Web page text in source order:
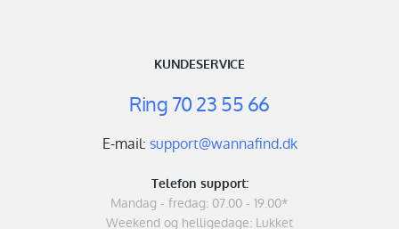
KUNDESERVICE
Ring70 23 55 66
E-mail: support@wannafind.dk
Telefon support:
Mandag - fredag: 07.00 - 19.00*
Weekend og helligedage: Lukket